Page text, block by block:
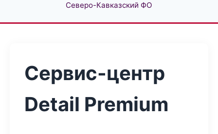
Северо-Кавказский ФО
Сервис-центр
Detail Premium